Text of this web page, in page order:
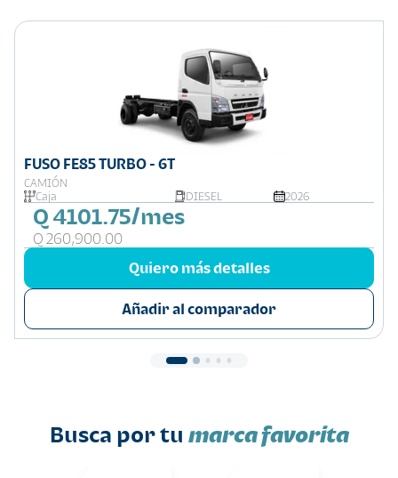
FUSO FE85 TURBO - 6T
CAMIÓN
Caja
DIESEL 2026
Q 4101.75/mes
Q 260,900.00
Quiero más detalles
Añadir al comparador
Busca por tu marca favorita